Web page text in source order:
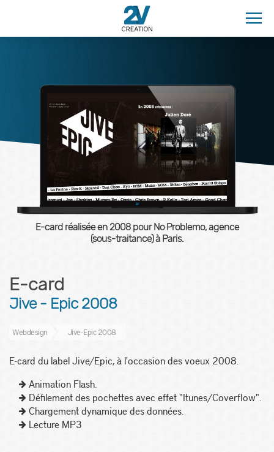
E-card réalisée en2008pour No Problemo, agence
(sous-traitance) à Paris.
E-card
Jive - Epic 2008
Webdesign Jive - Epic 2008
E-card du label Jive/Epic, à l'occasion des voeux 2008.
Animation Flash.
Défilement des pochettes avec effet "Itunes/Coverflow".
Chargement dynamique des données.
Lecture MP3